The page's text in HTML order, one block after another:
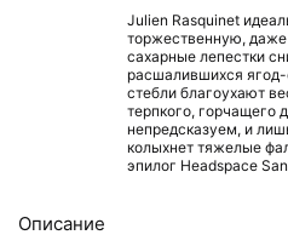
Julien Rasquinet
торжественную,
сахарные лепестки
расшалившихся
стебли благоухают
терпкого, горчащего
непредсказуем, и
колыхнет тяжелые
эпилог Headspace
Описание